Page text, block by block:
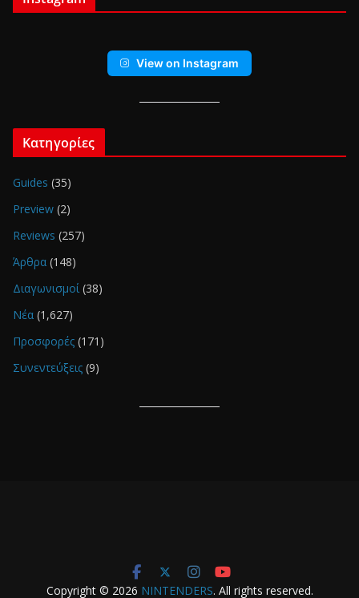
View on Instagram
Κατηγορίες
Guides (35)
Preview (2)
Reviews (257)
Άρθρα (148)
Διαγωνισμοί(38)
Νέα (1,627)
Προσφορές (171)
Συνεντεύξεις (9)
Copyright © 2026 NINTENDERS. All rights reserved.